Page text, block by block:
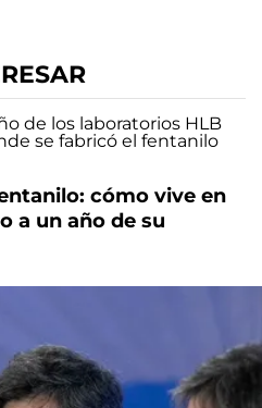
cómo vive en
a un año de su